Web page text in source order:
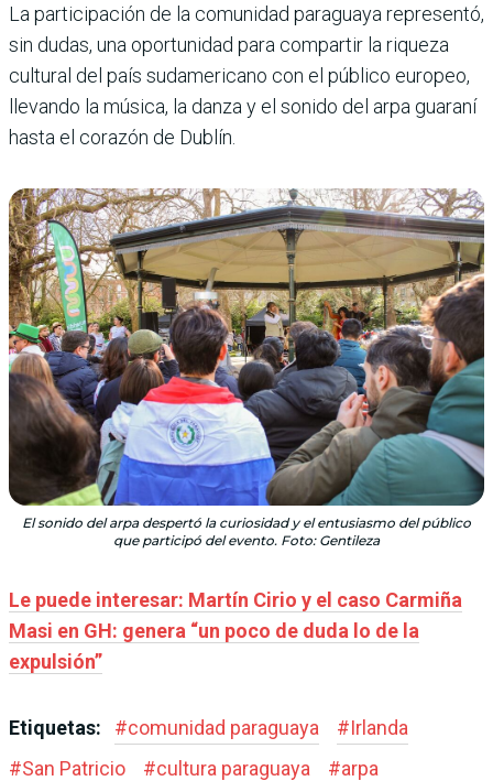
La participación de la comunidad paraguaya representó,
sin dudas, una oportunidad para compartir la riqueza
cultural del país sudamericano con el público europeo,
llevando la música, la danza y el sonido del arpa guaraní
hasta el corazón de Dublín.
El sonido del arpa despertó la curiosidad y el entusiasmo del público
que participó del evento. Foto: Gentileza
Le puede interesar: Martín Cirio y el caso Carmiña
Masi en GH: genera “un poco de duda lo de la
expulsión”
Etiquetas: #comunidad paraguaya #Irlanda
#San Patricio #cultura paraguaya #arpa